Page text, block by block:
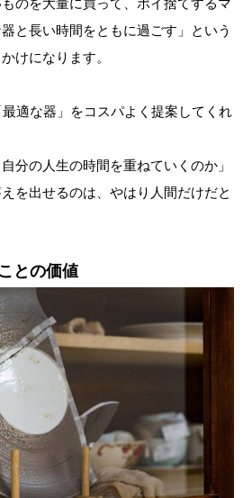
のを大量に買って、ポイ捨てするマ
と長い時間をともに過ごす」という
けになります。
適な器」をコスパよく提案してくれ
分の人生の時間を重ねていくのか」
を出せるのは、やはり人間だけだと
との価値